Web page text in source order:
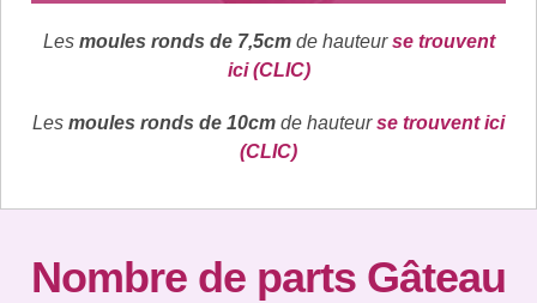
Les moules ronds de 7,5cmde hauteurse trouvent
ici (CLIC)
Les moules ronds de 10cm de hauteurse trouvent ici
(CLIC)
Nombre de parts Gâteau